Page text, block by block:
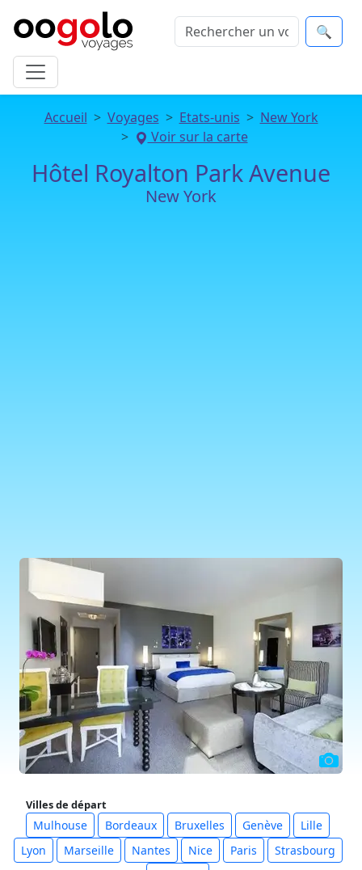
🔍
Accueil Voyages Etats-unis
New York
Voir sur la carte
Hôtel Royalton Park Avenue
New York
Villes de départ
Mulhouse Bordeaux Bruxelles Genève
Lille
Lyon
Marseille Nantes Nice Paris
Strasbourg